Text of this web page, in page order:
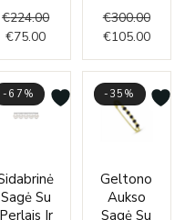
€224.00
€75.00
€300.00
€105.00
-67%
Sagė Su
Perlais Ir
price
was:
price
is:
-35%
Geltono
Aukso
Sagė Su
range: